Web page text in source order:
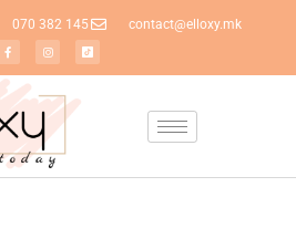
070 382 145 contact@elloxy.mk